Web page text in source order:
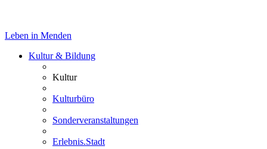
Leben in Menden
Kultur & Bildung
Kultur
Kulturbüro
Sonderveranstaltungen
Erlebnis.Stadt